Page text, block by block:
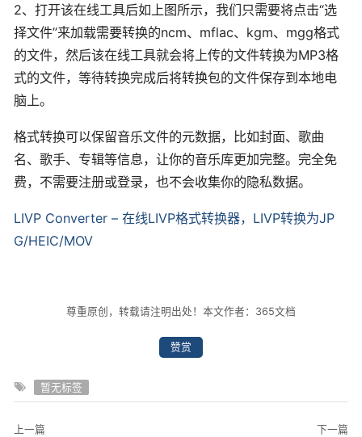
2、打开该在线工具后如上图所示，我们只需要将点击“选
择文件”来加载需要转换的ncm、mflac、kgm、mgg格式
的文件，然后该在线工具就会将上传的文件转换为MP3格
式的文件，等待转换完成后将转换包的文件保存到本地电
脑上。
格式转换可以保留音乐文件的元数据，比如封面、歌曲
名、歌手、专辑等信息，让你的音乐库更加完整。完全免
费，不需要注册或登录，也不会收集你的隐私数据。
LIVP Converter – 在线LIVP格式转换器，LIVP转换为JP
G/HEIC/MOV
尊重原创，转载请注明出处！本文作者：365文档
赞赏
暂无标签
上一篇 下一篇